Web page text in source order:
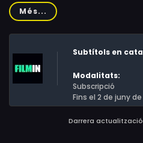
sobte sent l’objectiu d’un
amics d’institut mentre
gaokao, el complicadíssim
universitat a la Xina.
Més...
Subtítols en
Modalitats:
Subscripció
Fins el 2 de juny de
Darrera